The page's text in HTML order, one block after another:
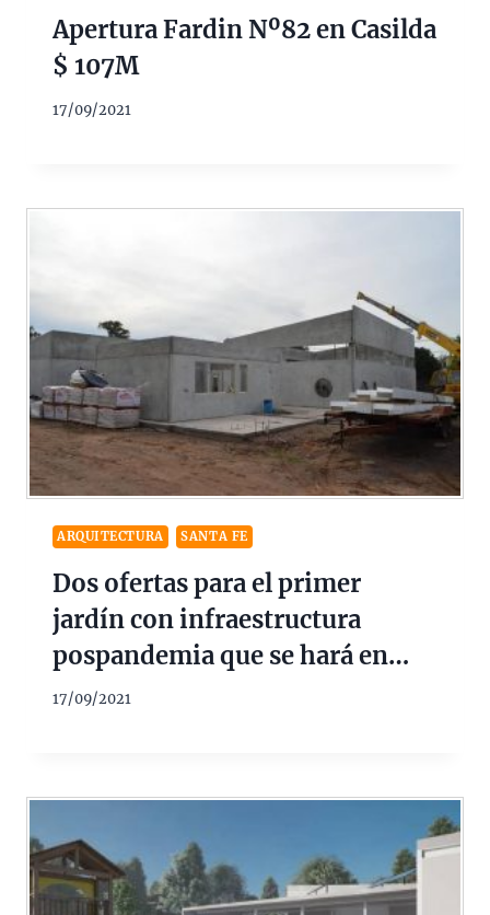
Apertura Fardin Nº82 en Casilda
$ 107M
17/09/2021
ARQUITECTURA SANTA FE
Dos ofertas para el primer
jardín con infraestructura
pospandemia que se hará en
Rafaela $107M
17/09/2021